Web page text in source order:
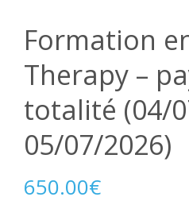
Formation
Therapy –
totalité (04/
05/07/2026)
650.00€